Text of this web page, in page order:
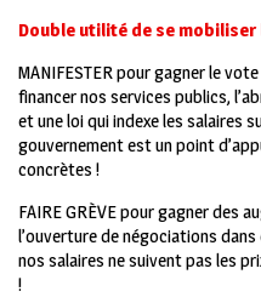
Double utilité de se mobiliser
MANIFESTERpour gagner le
financer nos services publics,
et une loi qui indexe les salaires
gouvernement est un point
concrètes !
FAIRE GRÈVEpour gagner des
l’ouverture de négociations
nos salaires ne suivent pas les
!